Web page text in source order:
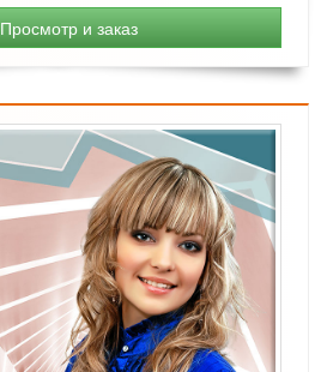
Просмотр и заказ